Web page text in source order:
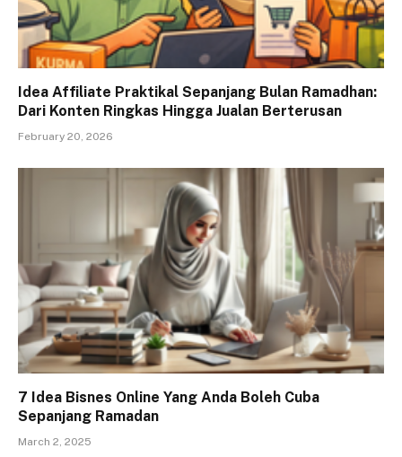
Idea Affiliate Praktikal Sepanjang Bulan Ramadhan:
Dari Konten Ringkas Hingga Jualan Berterusan
February 20, 2026
7 Idea Bisnes Online Yang Anda Boleh Cuba
Sepanjang Ramadan
March 2, 2025